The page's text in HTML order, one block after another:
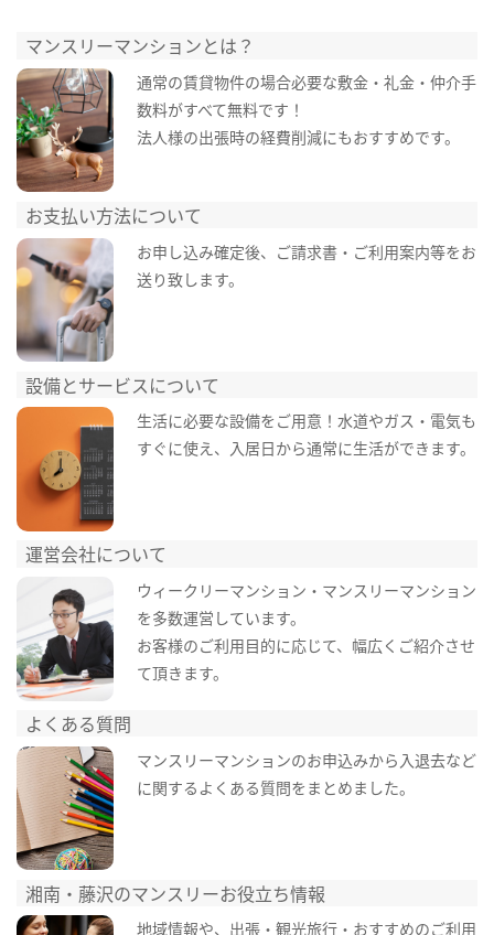
マンスリーマンションとは？
通常の賃貸物件の場合必要な敷金・礼金・仲介手
数料がすべて無料です！
法人様の出張時の経費削減にもおすすめです。
お支払い方法について
お申し込み確定後、ご請求書・ご利用案内等をお
送り致します。
設備とサービスについて
生活に必要な設備をご用意！水道やガス・電気も
すぐに使え、入居日から通常に生活ができます。
運営会社について
ウィークリーマンション・マンスリーマンション
を多数運営しています。
お客様のご利用目的に応じて、幅広くご紹介させ
て頂きます。
よくある質問
マンスリーマンションのお申込みから入退去など
に関するよくある質問をまとめました。
湘南・藤沢のマンスリーお役立ち情報
地域情報や、出張・観光旅行・おすすめのご利用